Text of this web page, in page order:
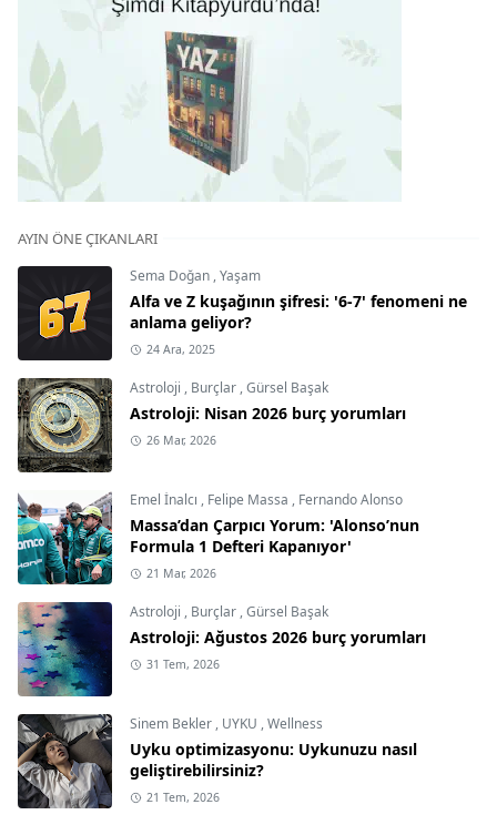
AYIN ÖNE ÇIKANLARI
Sema Doğan ,Yaşam
Alfa ve Z kuşağının şifresi: '6-7' fenomeni ne
anlama geliyor?
24 Ara, 2025
Astroloji , Burçlar ,Gürsel Başak
Astroloji: Nisan 2026 burç yorumları
26 Mar, 2026
Emel İnalcı , Felipe Massa , Fernando Alonso
Massa’dan Çarpıcı Yorum: 'Alonso’nun
Formula 1 Defteri Kapanıyor'
21 Mar, 2026
Astroloji , Burçlar ,Gürsel Başak
Astroloji: Ağustos 2026 burç yorumları
31 Tem, 2026
Sinem Bekler , UYKU ,Wellness
Uyku optimizasyonu: Uykunuzu nasıl
geliştirebilirsiniz?
21 Tem, 2026